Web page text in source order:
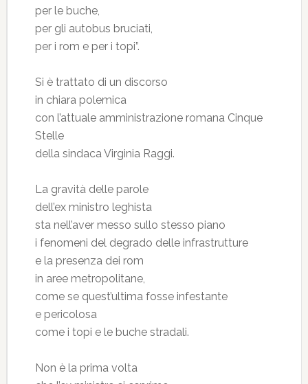
per le buche,
per gli autobus bruciati,
per i rom e per i topi”.
Si è trattato di un discorso
in chiara polemica
con l’attuale amministrazione romana Cinque
Stelle
della sindaca Virginia Raggi.
La gravità delle parole
dell’ex ministro leghista
sta nell’aver messo sullo stesso piano
i fenomeni del degrado delle infrastrutture
e la presenza dei rom
in aree metropolitane,
come se quest’ultima fosse infestante
e pericolosa
come i topi e le buche stradali.
Non è la prima volta